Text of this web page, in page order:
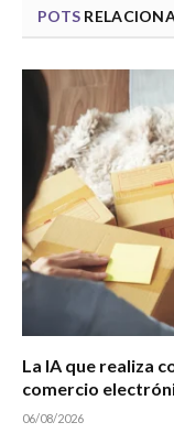
POTS
La IA que realiza
comercio
06/08/2026